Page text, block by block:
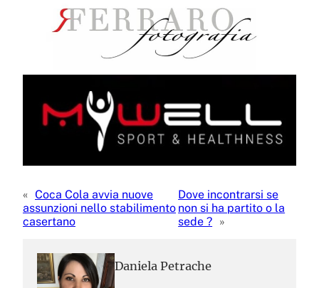
« Coca Cola avvia nuove
assunzioni nello stabilimento
casertano
Dove incontrarsi se
non si ha partito o la
sede ? »
Daniela Petrache